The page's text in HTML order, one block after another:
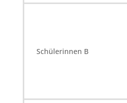
Schülerinnen B